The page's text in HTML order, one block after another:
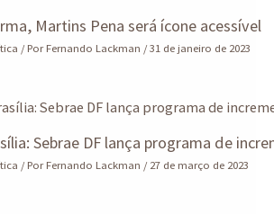
Martins Pena será ícone acessível
/ PorFernando Lackman /31 de janeiro de 2023
Sebrae DF lança programa de
/ PorFernando Lackman /27 de março de 2023